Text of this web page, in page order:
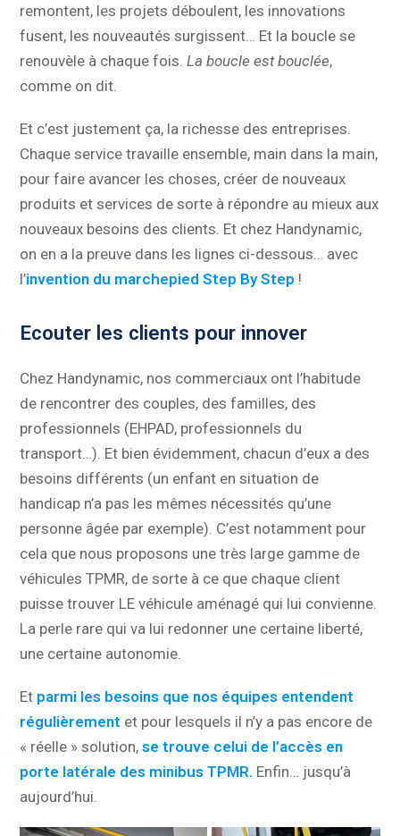
remontent, les projets déboulent, les innovations
fusent, les nouveautés surgissent… Et la boucle se
renouvèle à chaque fois.La boucle est bouclée,
comme on dit.
Et c’est justement ça, la richesse des entreprises.
Chaque service travaille ensemble, main dans la main,
pour faire avancer les choses, créer de nouveaux
produits et services de sorte à répondre au mieux aux
nouveaux besoins des clients. Et chez Handynamic,
on en a la preuve dans les lignes ci-dessous… avec
l’invention du marchepied Step By Step !
Ecouter les clients pour innover
Chez Handynamic, nos commerciaux ont l’habitude
de rencontrer des couples, des familles, des
professionnels (EHPAD, professionnels du
transport…). Et bien évidemment, chacun d’eux a des
besoins différents (un enfant en situation de
handicap n’a pas les mêmes nécessités qu’une
personne âgée par exemple). C’est notamment pour
cela que nous proposons une très large gamme de
véhicules TPMR, de sorte à ce que chaque client
puisse trouver LE véhicule aménagé qui lui convienne.
La perle rare qui va lui redonner une certaine liberté,
une certaine autonomie.
Et parmi les besoins que nos équipes entendent
régulièrement et pour lesquels il n’y a pas encore de
« réelle » solution, se trouve celui de l’accès en
porte latérale des minibus TPMR. Enfin… jusqu’à
aujourd’hui.